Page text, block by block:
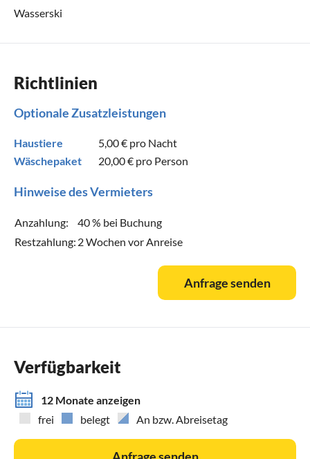
Wasserski
Richtlinien
Optionale Zusatzleistungen
Haustiere 5,00 € pro Nacht
Wäschepaket
20,00 € pro Person
Hinweise des Vermieters
Anzahlung:
40 % bei Buchung
Restzahlung: 2 Wochen vor Anreise
Anfrage senden
Verfügbarkeit
12 Monate anzeigen
frei
belegt An bzw. Abreisetag